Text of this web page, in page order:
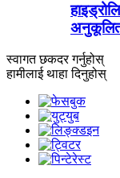
अनुकूलित
स्वागत छकदर गर्नुहोस्
हामीलाई थाहा दिनुहोस्